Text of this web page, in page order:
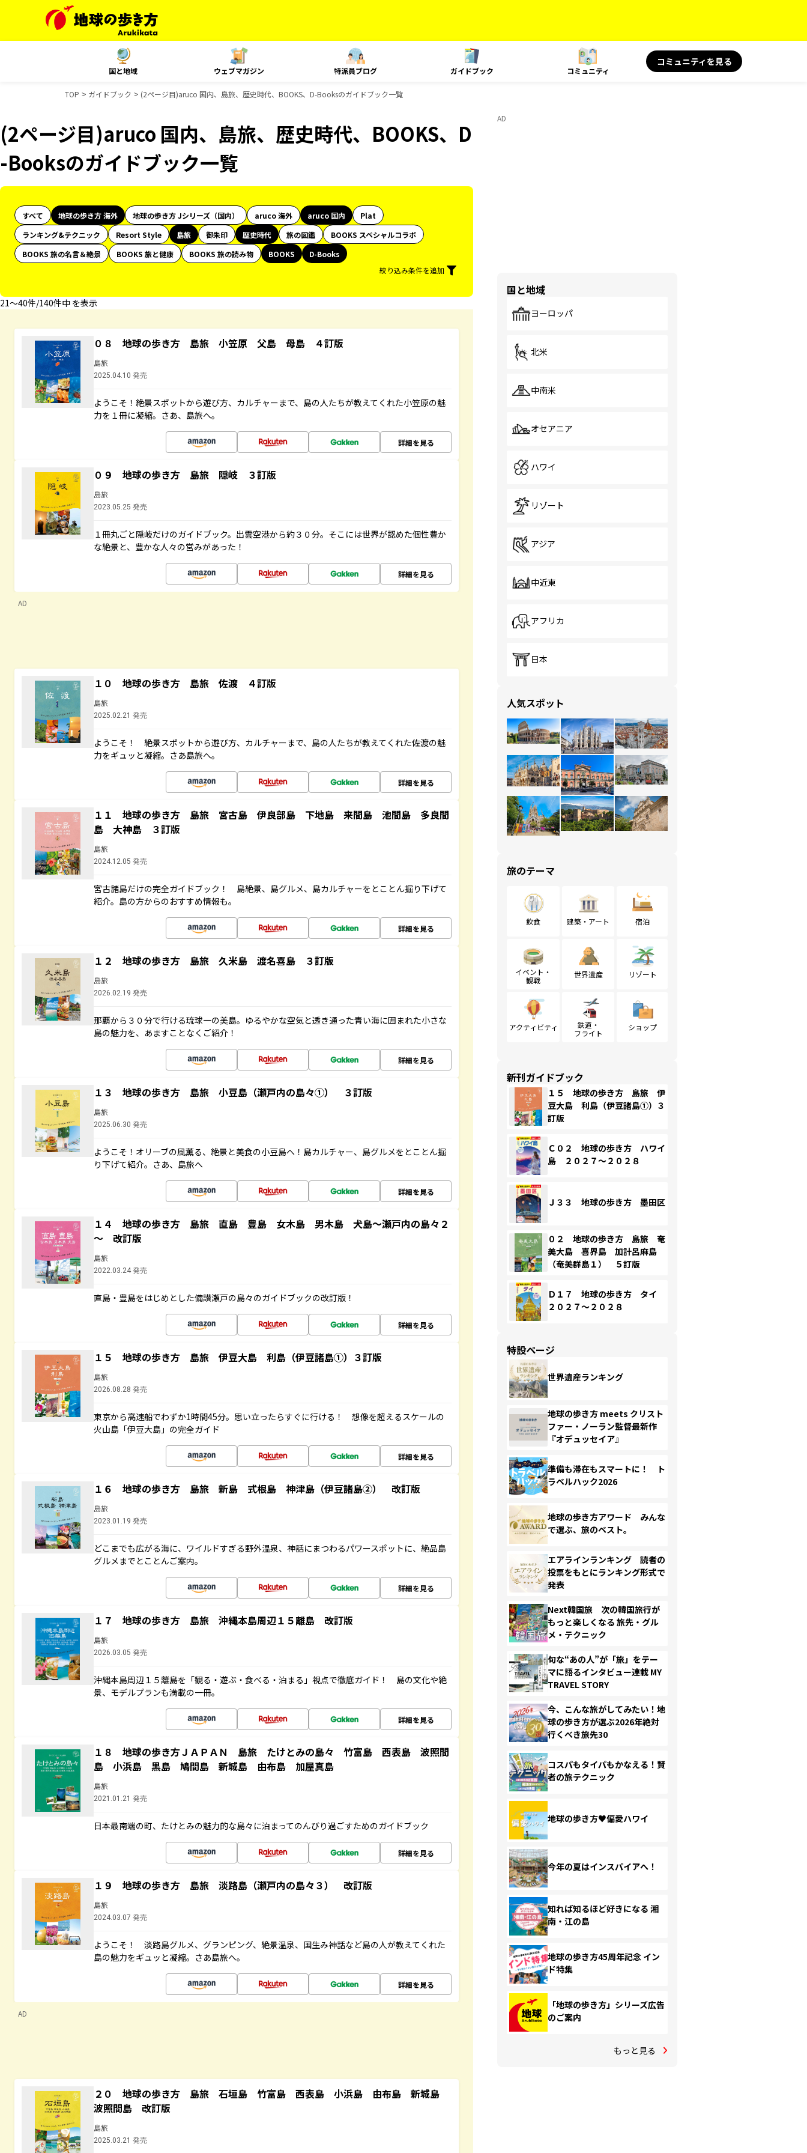
国と地域 ウェブマガジン 特派員ブログ ガイドブック コミュニティ
コミュニティを見る
TOP ガイドブック (2ページ目)aruco 国内、島旅、歴史時代、BOOKS、D-Booksのガイドブック一覧
(2ページ目)aruco 国内、島旅、歴史時代、BOOKS、D
-Booksのガイドブック一覧
すべて 地球の歩き方 海外 地球の歩き方 Jシリーズ（国内） aruco 海外 aruco 国内
Plat
ランキング&テクニック
Resort Style 島旅 御朱印 歴史時代 旅の図鑑
BOOKS スペシャルコラボ
BOOKS 旅の名言＆絶景
BOOKS 旅と健康 BOOKS 旅の読み物 BOOKS
D-Books
絞り込み条件を追加
21〜40件/140件中 を表示
０８ 地球の歩き方 島旅 小笠原 父島 母島 ４訂版
島旅
2025.04.10 発売
ようこそ！絶景スポットから遊び方、カルチャーまで、島の人たちが教えてくれた小笠原の魅
力を１冊に凝縮。さあ、島旅へ。
詳細を見る
０９ 地球の歩き方 島旅 隠岐 ３訂版
島旅
2023.05.25 発売
１冊丸ごと隠岐だけのガイドブック。出雲空港から約３０分。そこには世界が認めた個性豊か
な絶景と、豊かな人々の営みがあった！
詳細を見る
AD
１０ 地球の歩き方 島旅 佐渡 ４訂版
島旅
2025.02.21 発売
ようこそ！ 絶景スポットから遊び方、カルチャーまで、島の人たちが教えてくれた佐渡の魅
力をギュッと凝縮。さあ島旅へ。
詳細を見る
１１ 地球の歩き方 島旅 宮古島 伊良部島 下地島 来間島 池間島 多良間
島 大神島 ３訂版
島旅
2024.12.05 発売
宮古諸島だけの完全ガイドブック！ 島絶景、島グルメ、島カルチャーをとことん掘り下げて
紹介。島の方からのおすすめ情報も。
詳細を見る
１２ 地球の歩き方 島旅 久米島 渡名喜島 ３訂版
島旅
2026.02.19 発売
那覇から３０分で行ける琉球一の美島。ゆるやかな空気と透き通った青い海に囲まれた小さな
島の魅力を、あますことなくご紹介！
詳細を見る
１３ 地球の歩き方 島旅 小豆島（瀬戸内の島々①） ３訂版
島旅
2025.06.30 発売
ようこそ！オリーブの風薫る、絶景と美食の小豆島へ！島カルチャー、島グルメをとことん掘
り下げて紹介。さあ、島旅へ
詳細を見る
１４ 地球の歩き方 島旅 直島 豊島 女木島 男木島 犬島～瀬戸内の島々２
～ 改訂版
島旅
2022.03.24 発売
直島・豊島をはじめとした備讃瀬戸の島々のガイドブックの改訂版！
詳細を見る
１５ 地球の歩き方 島旅 伊豆大島 利島（伊豆諸島①）３訂版
島旅
2026.08.28 発売
東京から高速船でわずか1時間45分。思い立ったらすぐに行ける！ 想像を超えるスケールの
火山島「伊豆大島」の完全ガイド
詳細を見る
１６ 地球の歩き方 島旅 新島 式根島 神津島（伊豆諸島②） 改訂版
島旅
2023.01.19 発売
どこまでも広がる海に、ワイルドすぎる野外温泉、神話にまつわるパワースポットに、絶品島
グルメまでとことんご案内。
詳細を見る
１７ 地球の歩き方 島旅 沖縄本島周辺１５離島 改訂版
島旅
2026.03.05 発売
沖縄本島周辺１５離島を「観る・遊ぶ・食べる・泊まる」視点で徹底ガイド！ 島の文化や絶
景、モデルプランも満載の一冊。
詳細を見る
１８ 地球の歩き方ＪＡＰＡＮ 島旅 たけとみの島々 竹富島 西表島 波照間
島 小浜島 黒島 鳩間島 新城島 由布島 加屋真島
島旅
2021.01.21 発売
日本最南端の町、たけとみの魅力的な島々に泊まってのんびり過ごすためのガイドブック
詳細を見る
１９ 地球の歩き方 島旅 淡路島（瀬戸内の島々３） 改訂版
島旅
2024.03.07 発売
ようこそ！ 淡路島グルメ、グランピング、絶景温泉、国生み神話など島の人が教えてくれた
島の魅力をギュッと凝縮。さあ島旅へ。
詳細を見る
AD
２０ 地球の歩き方 島旅 石垣島 竹富島 西表島 小浜島 由布島 新城島
波照間島 改訂版
島旅
2025.03.21 発売
AD
国と地域
ヨーロッパ
北米
中南米
オセアニア
ハワイ
リゾート
アジア
中近東
アフリカ
日本
人気スポット
旅のテーマ
飲食 建築・アート 宿泊
イベント・
観戦
世界遺産 リゾート
アクティビティ
鉄道・
フライト
ショップ
新刊ガイドブック
１５ 地球の歩き方 島旅 伊
豆大島 利島（伊豆諸島①）３
訂版
Ｃ０２ 地球の歩き方 ハワイ
島 ２０２７～２０２８
Ｊ３３ 地球の歩き方 墨田区
０２ 地球の歩き方 島旅 奄
美大島 喜界島 加計呂麻島
（奄美群島１） ５訂版
Ｄ１７ 地球の歩き方 タイ
２０２７～２０２８
特設ページ
世界遺産ランキング
地球の歩き方 meets クリスト
ファー・ノーラン監督最新作
『オデュッセイア』
準備も滞在もスマートに！ ト
ラベルハック2026
地球の歩き方アワード みんな
で選ぶ、旅のベスト。
エアラインランキング 読者の
投票をもとにランキング形式で
発表
Next韓国旅 次の韓国旅行が
もっと楽しくなる 旅先・グル
メ・テクニック
旬な“あの人”が「旅」をテー
マに語るインタビュー連載 MY
TRAVEL STORY
今、こんな旅がしてみたい！地
球の歩き方が選ぶ2026年絶対
行くべき旅先30
コスパもタイパもかなえる！賢
者の旅テクニック
地球の歩き方♥偏愛ハワイ
今年の夏はインスパイアへ！
知れば知るほど好きになる 湘
南・江の島
地球の歩き方45周年記念 イン
ド特集
「地球の歩き方」シリーズ広告
のご案内
もっと見る